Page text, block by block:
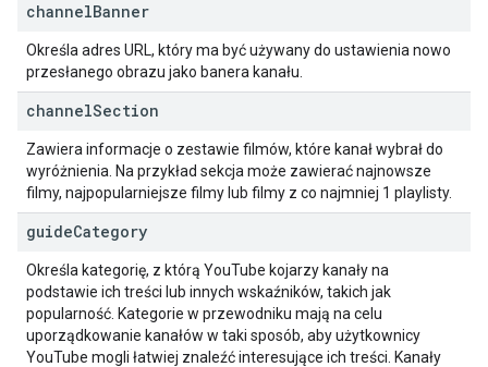
channelBanner
Określa adres URL, który ma być używany do ustawienia nowo
przesłanego obrazu jako banera kanału.
channelSection
Zawiera informacje o zestawie filmów, które kanał wybrał do
wyróżnienia. Na przykład sekcja może zawierać najnowsze
filmy, najpopularniejsze filmy lub filmy z co najmniej 1 playlisty.
guideCategory
Określa kategorię, z którą YouTube kojarzy kanały na
podstawie ich treści lub innych wskaźników, takich jak
popularność. Kategorie w przewodniku mają na celu
uporządkowanie kanałów w taki sposób, aby użytkownicy
YouTube mogli łatwiej znaleźć interesujące ich treści. Kanały